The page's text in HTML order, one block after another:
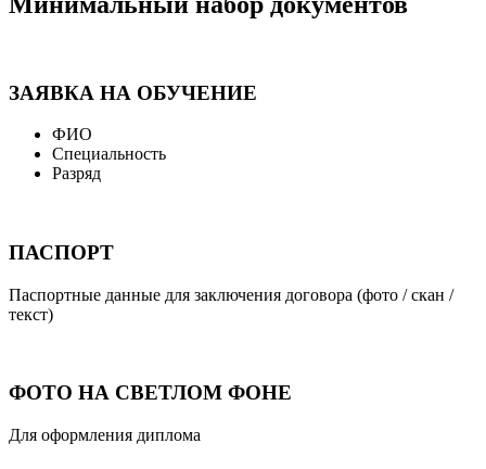
ЗАЯВКА НА ОБУЧЕНИЕ
ФИО
Специальность
Разряд
ПАСПОРТ
Паспортные данные для заключения договора (фото / скан /
текст)
ФОТО НА СВЕТЛОМ ФОНЕ
Для оформления диплома